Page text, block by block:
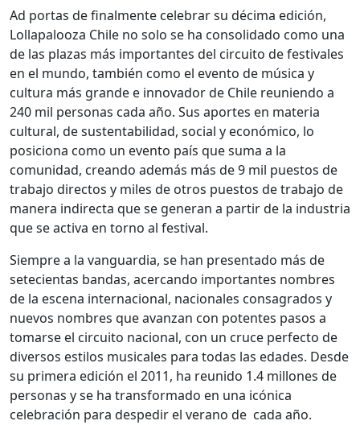
Ad portas de finalmente celebrar su décima edición,
Lollapalooza Chile no solo se ha consolidado como una
de las plazas más importantes del circuito de festivales
en el mundo, también como el evento de música y
cultura más grande e innovador de Chile reuniendo a
240 mil personas cada año. Sus aportes en materia
cultural, de sustentabilidad, social y económico, lo
posiciona como un evento país que suma a la
comunidad, creando además más de 9 mil puestos de
trabajo directos y miles de otros puestos de trabajo de
manera indirecta que se generan a partir de la industria
que se activa en torno al festival.
Siempre a la vanguardia, se han presentado más de
setecientas bandas, acercando importantes nombres
de la escena internacional, nacionales consagrados y
nuevos nombres que avanzan con potentes pasos a
tomarse el circuito nacional, con un cruce perfecto de
diversos estilos musicales para todas las edades. Desde
su primera edición el 2011, ha reunido 1.4 millones de
personas y se ha transformado en una icónica
celebración para despedir el verano de cada año.